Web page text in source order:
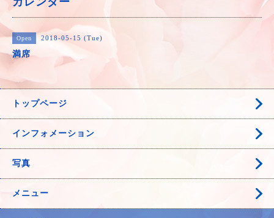
Open 2018-05-15 (Tue)
満席
トップページ
インフォメーション
写真
メニュー